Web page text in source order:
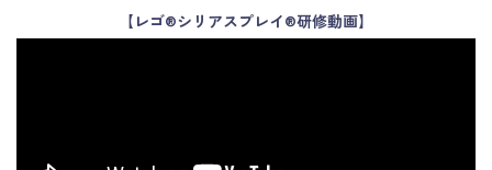
【レゴ®シリアスプレイ®研修動画】